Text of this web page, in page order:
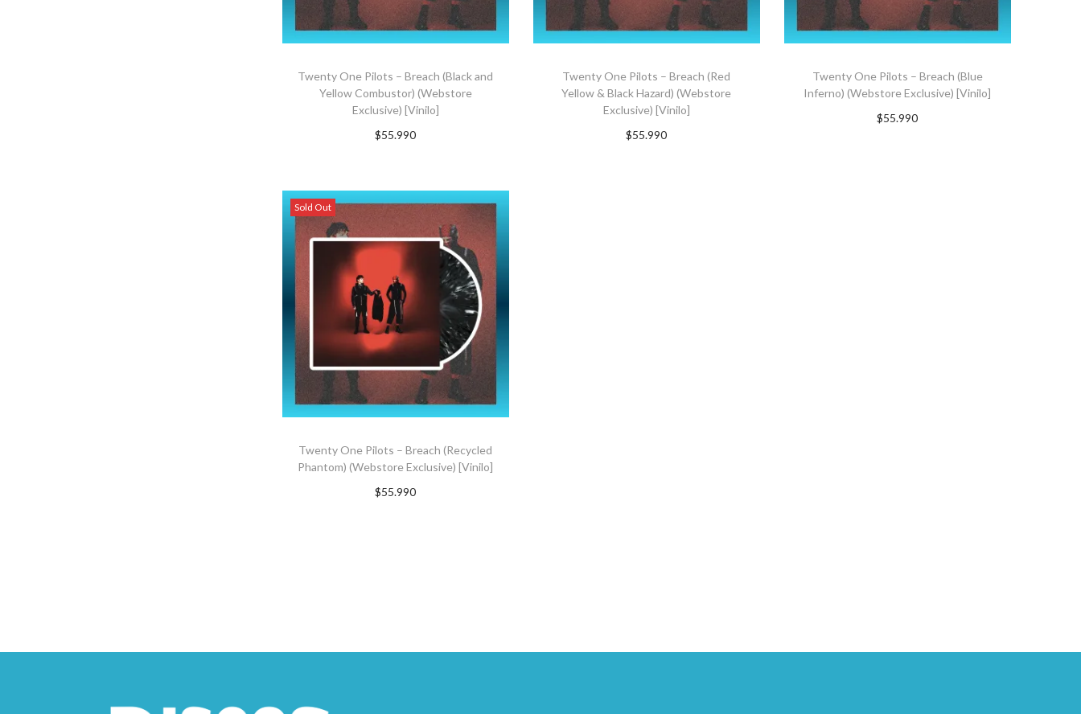
Twenty One Pilots – Breach (Black and
Yellow Combustor) (Webstore
Exclusive) [Vinilo]
$55.990
Twenty One Pilots – Breach (Red
Yellow & Black Hazard) (Webstore
Exclusive) [Vinilo]
$55.990
Twenty One Pilots – Breach (Blue
Inferno) (Webstore Exclusive) [Vinilo]
$55.990
Sold Out
Twenty One Pilots – Breach (Recycled
Phantom) (Webstore Exclusive) [Vinilo]
$55.990